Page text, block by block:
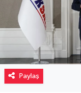
Paylaş
Piyasa
Resmi İlanlar
Sağlık